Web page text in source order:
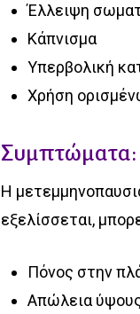
Έλλειψη
Κάπνισμα
Υπερβολική
Χρήση
Συμπτώματα:
Η
εξελίσσεται,
Πόνος στην
Απώλεια